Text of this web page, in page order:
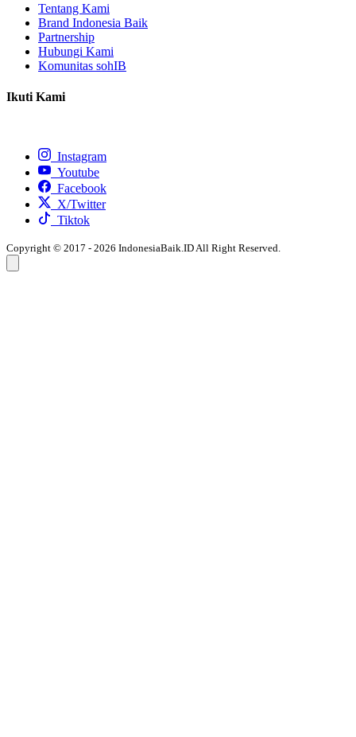
Tentang Kami
Brand Indonesia Baik
Partnership
Hubungi Kami
Komunitas sohIB
Ikuti Kami
Instagram
Youtube
Facebook
X/Twitter
Tiktok
Copyright © 2017 - 2026 IndonesiaBaik.ID All Right Reserved.